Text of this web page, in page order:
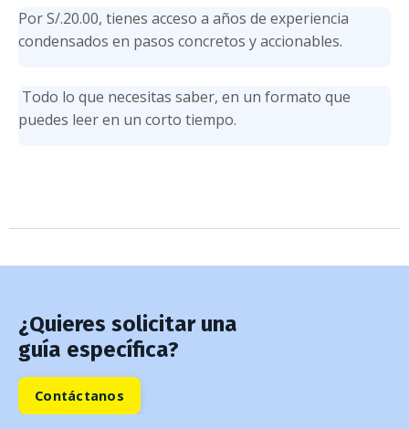
Por S/.20.00, tienes acceso a años de experiencia
condensados en pasos concretos y accionables.
Todo lo que necesitas saber, en un formato que
puedes leer en un corto tiempo.
¿Quieres solicitar una
guía específica?
Contáctanos